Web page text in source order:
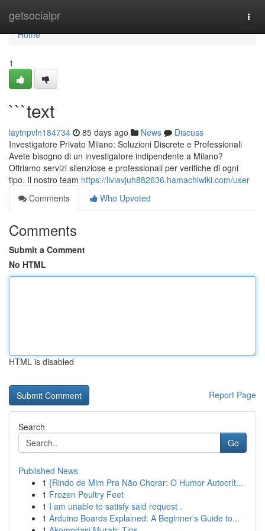
getsocialpr
Home
Home
1
```text
laytnpvln184734 85 days ago News
Discuss
Investigatore Privato Milano: Soluzioni Discrete e Professionali
Avete bisogno di un investigatore indipendente a Milano?
Offriamo servizi silenziose e professionali per verifiche di ogni
tipo. Il nostro team https://liviavjuh882636.hamachiwiki.com/user
Comments
Who Upvoted
Comments
Submit a Comment
No HTML
HTML is disabled
Report Page
Search
Go
Published News
1 {Rindo de Mim Pra Não Chorar: O Humor Autocrít...
1 Frozen Poultry Feet
1 I am unable to satisfy said request .
1 Arduino Boards Explained: A Beginner's Guide to...